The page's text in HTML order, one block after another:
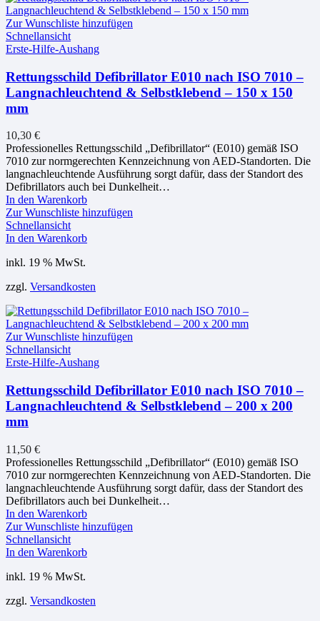
Zur Wunschliste hinzufügen
Schnellansicht
Erste-Hilfe-Aushang
Rettungsschild Defibrillator E010 nach ISO 7010 –
Langnachleuchtend & Selbstklebend – 150 x 150
mm
10,30 €
Professionelles Rettungsschild „Defibrillator“ (E010) gemäß ISO
7010 zur normgerechten Kennzeichnung von AED-Standorten. Die
langnachleuchtende Ausführung sorgt dafür, dass der Standort des
Defibrillators auch bei Dunkelheit…
In den Warenkorb
Zur Wunschliste hinzufügen
Schnellansicht
In den Warenkorb
inkl. 19 % MwSt.
zzgl. Versandkosten
Zur Wunschliste hinzufügen
Schnellansicht
Erste-Hilfe-Aushang
Rettungsschild Defibrillator E010 nach ISO 7010 –
Langnachleuchtend & Selbstklebend – 200 x 200
mm
11,50 €
Professionelles Rettungsschild „Defibrillator“ (E010) gemäß ISO
7010 zur normgerechten Kennzeichnung von AED-Standorten. Die
langnachleuchtende Ausführung sorgt dafür, dass der Standort des
Defibrillators auch bei Dunkelheit…
In den Warenkorb
Zur Wunschliste hinzufügen
Schnellansicht
In den Warenkorb
inkl. 19 % MwSt.
zzgl. Versandkosten